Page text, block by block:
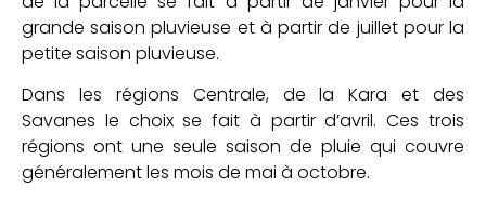
grande saison pluvieuse et à partir de juillet pour la
petite saison pluvieuse.
Dans les régions Centrale, de la Kara et des
Savanes le choix se fait à partir d’avril. Ces trois
régions ont une seule saison de pluie qui couvre
généralement les mois de mai à octobre.